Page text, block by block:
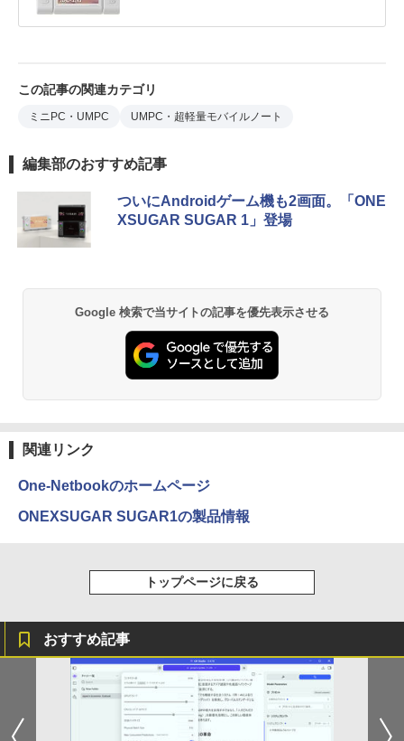
この記事の関連カテゴリ
ミニPC・UMPC UMPC・超軽量モバイルノート
編集部のおすすめ記事
ついにAndroidゲーム機も2画面。「ONE
XSUGAR SUGAR 1」登場
Google 検索で当サイトの記事を優先表示させる
関連リンク
One-Netbookのホームページ
ONEXSUGAR SUGAR1の製品情報
トップページに戻る
おすすめ記事